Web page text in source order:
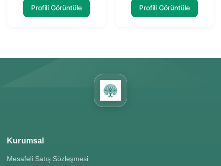
Profili Görüntüle Profili Görüntüle
Kurumsal
Mesafeli Satış Sözleşmesi